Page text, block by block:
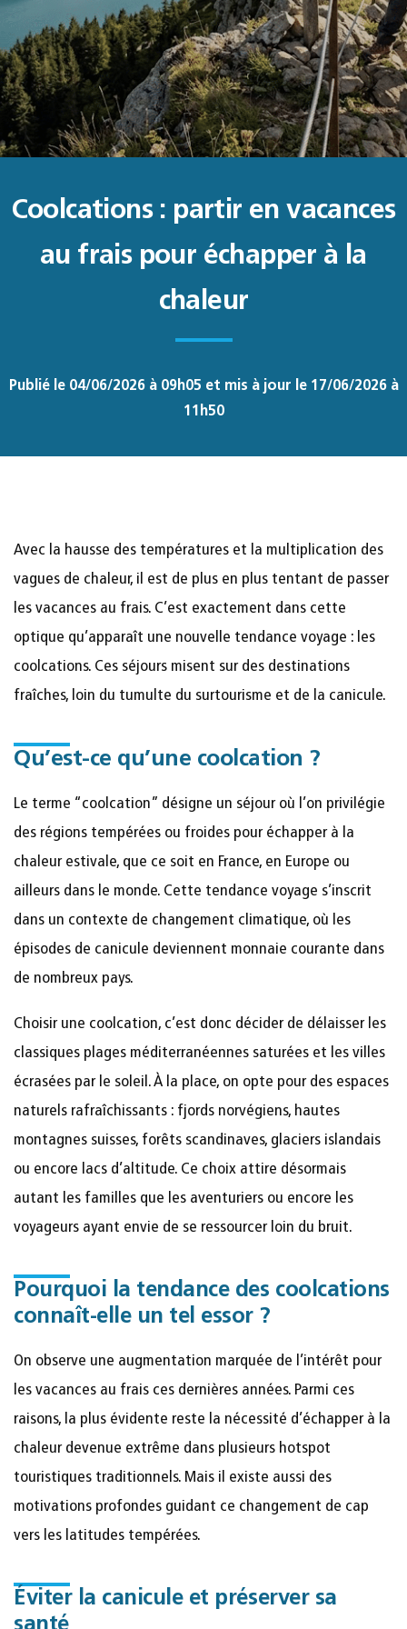
Coolcations : partir en vacances
au frais pour échapper à la
chaleur
Publié le 04/06/2026 à 09h05 et mis à jour le 17/06/2026 à
11h50
Avec la hausse des températures et la multiplication des
vagues de chaleur, il est de plus en plus tentant de passer
les vacances au frais. C’est exactement dans cette
optique qu’apparaît une nouvelle tendance voyage : les
coolcations. Ces séjours misent sur des destinations
fraîches, loin du tumulte du surtourisme et de la canicule.
Qu’est-ce qu’une coolcation ?
Le terme “coolcation” désigne un séjour où l’on privilégie
des régions tempérées ou froides pour échapper à la
chaleur estivale, que ce soit en France, en Europe ou
ailleurs dans le monde. Cette tendance voyage s’inscrit
dans un contexte de changement climatique, où les
épisodes de canicule deviennent monnaie courante dans
de nombreux pays.
Choisir une coolcation, c’est donc décider de délaisser les
classiques plages méditerranéennes saturées et les villes
écrasées par le soleil. À la place, on opte pour des espaces
naturels rafraîchissants : fjords norvégiens, hautes
montagnes suisses, forêts scandinaves, glaciers islandais
ou encore lacs d’altitude. Ce choix attire désormais
autant les familles que les aventuriers ou encore les
voyageurs ayant envie de se ressourcer loin du bruit.
Pourquoi la tendance des coolcations
connaît-elle un tel essor ?
On observe une augmentation marquée de l’intérêt pour
les vacances au frais ces dernières années. Parmi ces
raisons, la plus évidente reste la nécessité d’échapper à la
chaleur devenue extrême dans plusieurs hotspot
touristiques traditionnels. Mais il existe aussi des
motivations profondes guidant ce changement de cap
vers les latitudes tempérées.
Éviter la canicule et préserver sa